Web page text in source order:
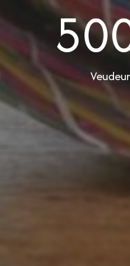
Veudeur
Notre
À propos Hraier